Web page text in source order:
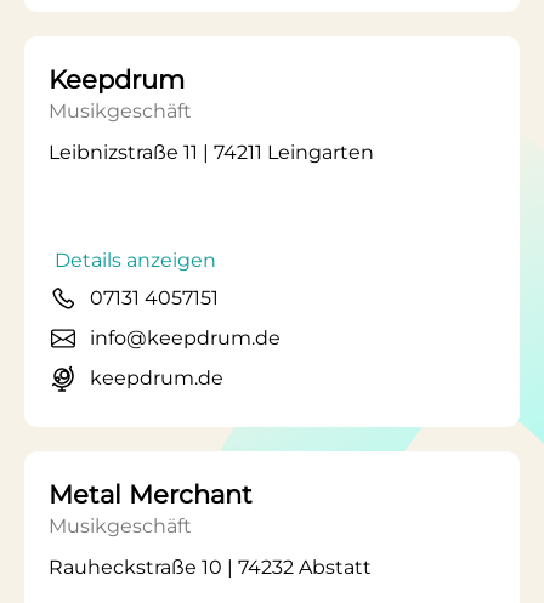
Keepdrum
Musikgeschäft
Leibnizstraße 11 | 74211 Leingarten
Details anzeigen
07131 4057151
info@keepdrum.de
keepdrum.de
Metal Merchant
Musikgeschäft
Rauheckstraße 10 | 74232 Abstatt